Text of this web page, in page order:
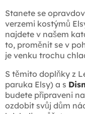
Stanete se
verzemi kostýmů
najdete v našem
to, proměnit se v
je venku trochu
S těmito doplňky z
paruka Elsy) a s
budete připraveni
ozdobit svůj dům